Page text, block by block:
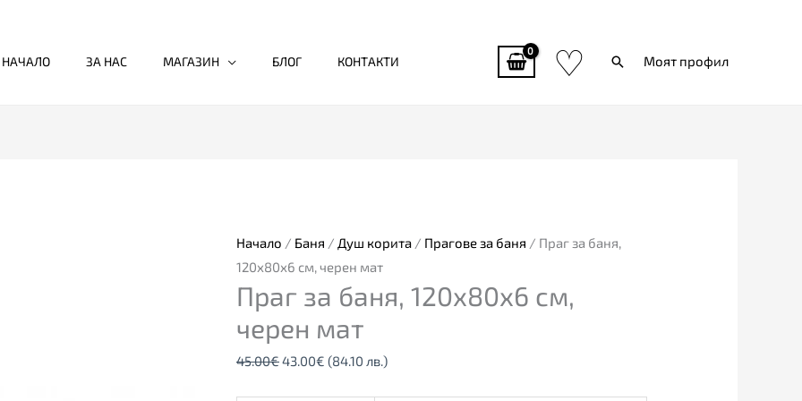
НАЧАЛО ЗА НАС МАГАЗИН БЛОГ КОНТАКТИ ♡ ТърсиМоят профил
Начало / Баня / Душ корита / Прагове за баня / Праг за баня,
120х80х6 см, черен мат
Праг за баня, 120х80х6 см,
черен мат
45.00€
45.00€.
43.00€
43.00€.
(84.10 лв.)
за
баня,
120х80х6
черен
мат